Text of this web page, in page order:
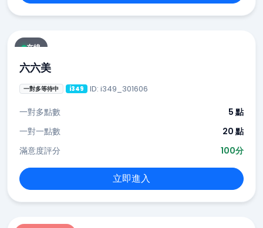
在線
六六美
一對多等待中 i349 ID: i349_301606
一對多點數
5 點
一對一點數
20 點
滿意度評分
100分
立即進入